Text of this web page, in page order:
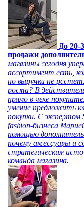
До 20-
продажи
магазины сегодня
ассортимент есть,
но выручка не
роста? В
прямо в чеке
умение предложить
покупки. С экспертом
fashion-бизнеса
помощью
почему аксессуары и
стратегическим
команда магазина.